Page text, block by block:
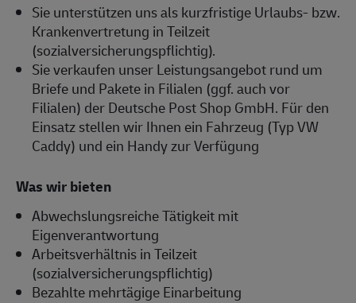
Sie unterstützen uns als kurzfristige Urlaubs- bzw.
Krankenvertretung in Teilzeit
(sozialversicherungspflichtig).
Sie verkaufen unser Leistungsangebot rund um
Briefe und Pakete in Filialen (ggf. auch vor
Filialen) der Deutsche Post Shop GmbH. Für den
Einsatz stellen wir Ihnen ein Fahrzeug (Typ VW
Caddy) und ein Handy zur Verfügung
Was wir bieten
Abwechslungsreiche Tätigkeit mit
Eigenverantwortung
Arbeitsverhältnis in Teilzeit
(sozialversicherungspflichtig)
Bezahlte mehrtägige Einarbeitung